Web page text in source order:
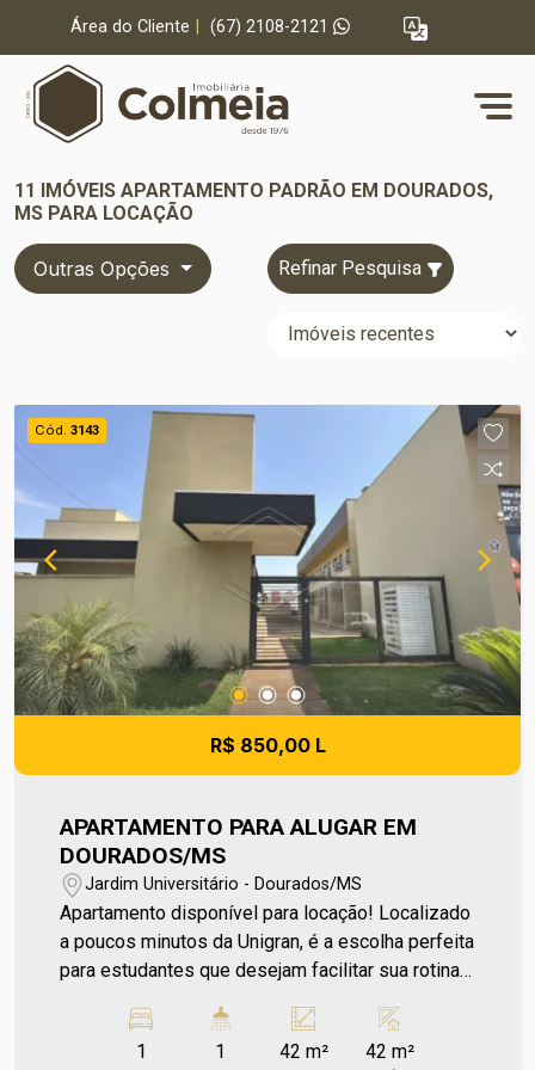
Área do Cliente (67) 2108-2121
11 IMÓVEIS APARTAMENTO PADRÃO EM DOURADOS,
MS PARA LOCAÇÃO
Outras Opções Refinar Pesquisa
Cód. 3143
R$ 850,00 L
APARTAMENTO PARA ALUGAR EM
DOURADOS/MS
Jardim Universitário - Dourados/MS
Apartamento disponível para locação! Localizado
a poucos minutos da Unigran, é a escolha perfeita
para estudantes que desejam facilitar sua rotina
apartamento conta com 1 dormitório confortável,
cozinha equipada com gabinete, banheiro social e
1 1 42 m² 42 m²